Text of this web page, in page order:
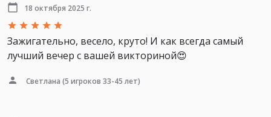
18 октября 2025 г.
Зажигательно, весело, круто! И как всегда самый
лучший вечер с вашей викториной😍
Светлана (5 игроков 33-45 лет)